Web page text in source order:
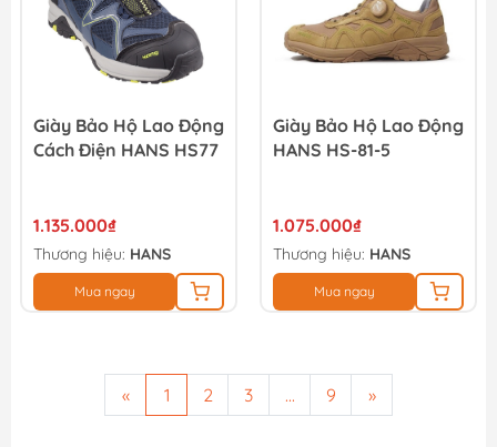
Giày Bảo Hộ Lao Động
Cách Điện HANS HS77
1.135.000₫
Thương hiệu: HANS
Mua ngay
Giày Bảo Hộ Lao Động
HANS HS-81-5
1.075.000₫
Thương hiệu: HANS
Mua ngay
« 1 2 3 ... 9 »